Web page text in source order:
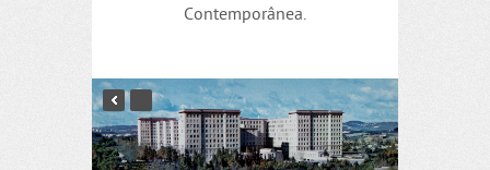
Contemporânea.